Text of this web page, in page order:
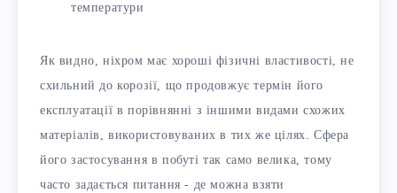
температури
Як видно, ніхром має хороші фізичні властивості, не
схильний до корозії, що продовжує термін його
експлуатації в порівнянні з іншими видами схожих
матеріалів, використовуваних в тих же цілях. Сфера
його застосування в побуті так само велика, тому
часто задається питання - де можна взяти